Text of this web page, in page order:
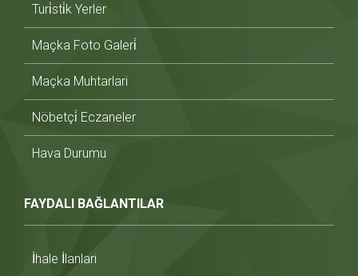
Turi̇sti̇k Yerler
Maçka Foto Galeri̇
Maçka Muhtarlari
Nöbetçi̇ Eczaneler
Hava Durumu
FAYDALI BAĞLANTILAR
İhale İlanlari